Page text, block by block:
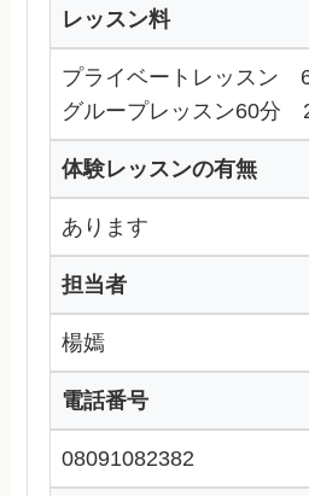
レッスン料
プライベートレッス
グループレッスン60分
体験レッスンの有無
あります
担当者
楊嫣
電話番号
08091082382